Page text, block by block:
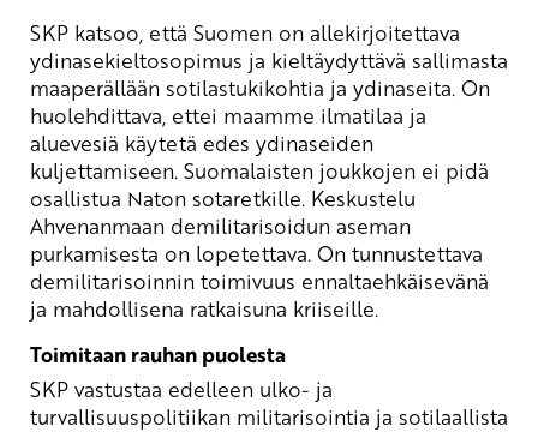
SKP katsoo, että Suomen on allekirjoitettava
ydinasekieltosopimus ja kieltäydyttävä sallimasta
maaperällään sotilastukikohtia ja ydinaseita. On
huolehdittava, ettei maamme ilmatilaa ja
aluevesiä käytetä edes ydinaseiden
kuljettamiseen. Suomalaisten joukkojen ei pidä
osallistua Naton sotaretkille. Keskustelu
Ahvenanmaan demilitarisoidun aseman
purkamisesta on lopetettava. On tunnustettava
demilitarisoinnin toimivuus ennaltaehkäisevänä
ja mahdollisena ratkaisuna kriiseille.
Toimitaan rauhan puolesta
SKP vastustaa edelleen ulko- ja
turvallisuuspolitiikan militarisointia ja sotilaallista